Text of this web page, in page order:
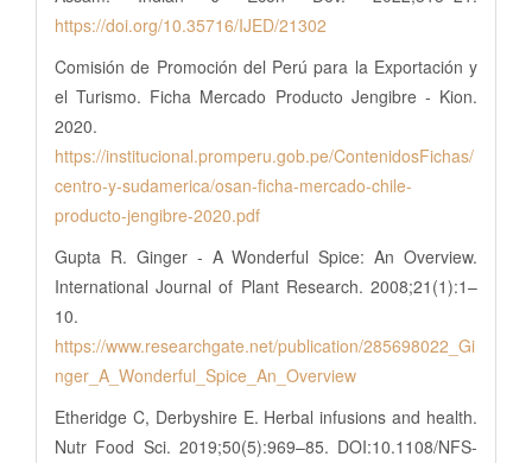
https://doi.org/10.35716/IJED/21302
Comisión de Promoción del Perú para la Exportación y
el Turismo. Ficha Mercado Producto Jengibre - Kion.
2020.
https://institucional.promperu.gob.pe/ContenidosFichas/
centro-y-sudamerica/osan-ficha-mercado-chile-
producto-jengibre-2020.pdf
Gupta R. Ginger - A Wonderful Spice: An Overview.
International Journal of Plant Research. 2008;21(1):1–
10.
https://www.researchgate.net/publication/285698022_Gi
nger_A_Wonderful_Spice_An_Overview
Etheridge C, Derbyshire E. Herbal infusions and health.
Nutr Food Sci. 2019;50(5):969–85. DOI:10.1108/NFS-